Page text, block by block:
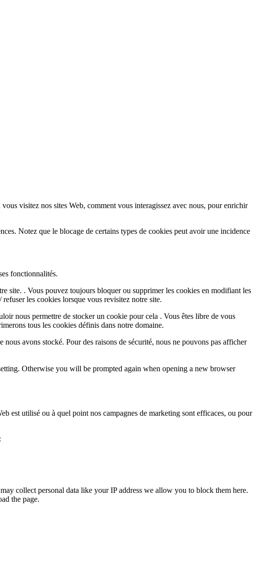
visitez nos sites Web, comment vous interagissez avec nous, pour enrichir
Notez que le blocage de certains types de cookies peut avoir une incidence
fonctionnalités.
site. . Vous pouvez toujours bloquer ou supprimer les cookies en modifiant les
les cookies lorsque vous revisitez notre site.
nous permettre de stocker un cookie pour cela . Vous êtes libre de vous
tous les cookies définis dans notre domaine.
avons stocké. Pour des raisons de sécurité, nous ne pouvons pas afficher
Otherwise you will be prompted again when opening a new browser
est utilisé ou à quel point nos campagnes de marketing sont efficaces, ou pour
collect personal data like your IP address we allow you to block them here.
the page.